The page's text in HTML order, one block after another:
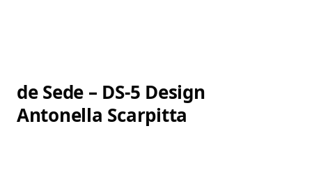
de Sede – DS-5 Design
Antonella Scarpitta